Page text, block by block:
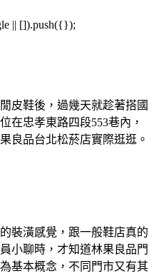
|| []).push({});
皮鞋後，過幾天就趁著搭國
在忠孝東路四段553巷內，
良品台北松菸店實際逛逛。
裝潢感覺，跟一般鞋店真的
小聊時，才知道林果良品門
基本概念，不同門市又有其